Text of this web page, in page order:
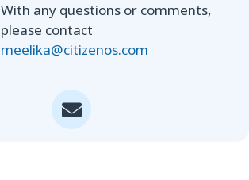
With any questions or comments,
please contact
meelika@citizenos.com